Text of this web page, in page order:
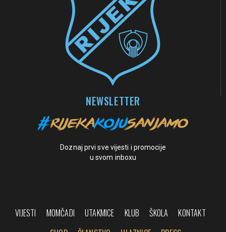
NEWSLETTER
Doznaj prvi sve vijesti i promocije
u svom inboxu
VIJESTI MOMČADI UTAKMICE KLUB ŠKOLA
KONTAKT